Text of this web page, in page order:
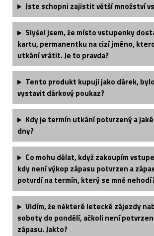
Jste schopni zajistit větší množství
Slyšel jsem, že místo vstupenky
kartu, permanentku na cizí jméno,
utkání vrátit. Je to pravda?
Tento produkt kupuji jako dárek,
vystavit dárkový poukaz?
Kdy je termín utkání potvrzený a
dny?
Co mohu dělat, když zakoupím
kdy není výkop zápasu potvrzen a
potvrdí na termín, který se mně
Vidím, že některé letecké zájezdy
soboty do pondělí, ačkoli není
zápasu. Jakto?